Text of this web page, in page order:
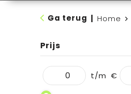
Ga terug Home
Prijs
t/m €